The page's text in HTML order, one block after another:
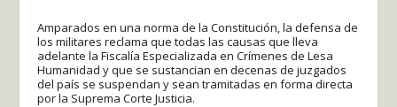
Amparados en una norma de la Constitución, la defensa de
los militares reclama que todas las causas que lleva
adelante la Fiscalía Especializada en Crímenes de Lesa
Humanidad y que se sustancian en decenas de juzgados
del país se suspendan y sean tramitadas en forma directa
por la Suprema Corte Justicia.